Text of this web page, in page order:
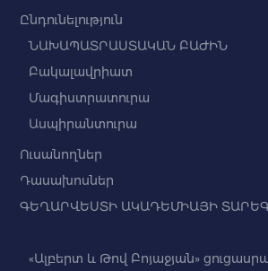
Ընդունելություն
ՆԱԽԱՊԱՏՐԱՍՏԱԿԱՆ ԲԱԺԻՆ
Բակալավրիատ
Մագիստրատուրա
Ասպիրանտուրա
Ուսանողներ
Դասախոսներ
ԳԵՂԱՐՎԵՍՏԻ ԱԿԱԴԵՄԻԱՅԻ
«Ալբերտ և Թով Բոյաջյան»